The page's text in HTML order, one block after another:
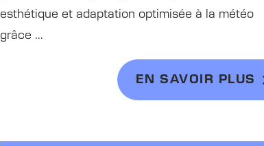
esthétique et adaptation optimisée à la météo
grâce ...
EN SAVOIR PLUS